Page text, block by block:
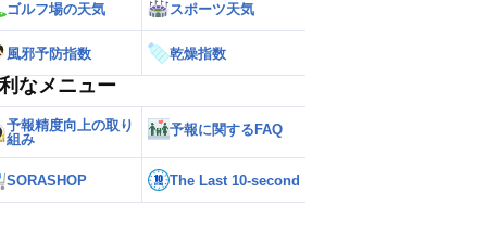
ゴルフ場の天気 スポーツ天気
風邪予防指数 乾燥指数
なメニュー
予報精度向上の取り
組み
予報に関するFAQ
SORASHOP The Last 10-second